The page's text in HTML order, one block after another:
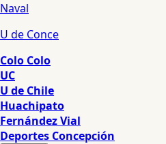
Naval
U de Conce
Colo Colo
UC
U de Chile
Huachipato
Fernández Vial
Deportes Concepción